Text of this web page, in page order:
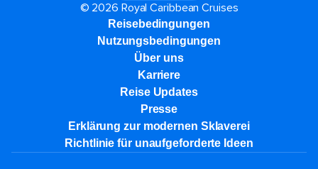
© 2026 Royal Caribbean Cruises
Reisebedingungen
Nutzungsbedingungen
Über uns
Karriere​
Reise Updates​
Presse
Erklärung zur modernen Sklaverei
Richtlinie für unaufgeforderte Ideen